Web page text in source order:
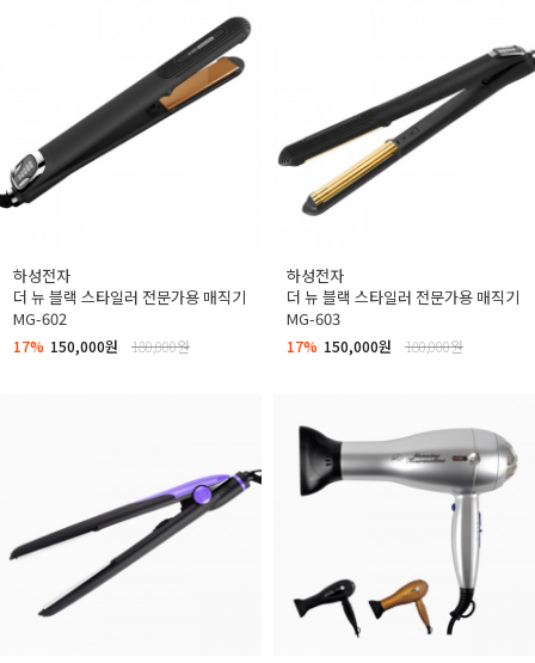
하성전자
더 뉴 블랙 스타일러 전문가용 매직기
MG-602
17% 150,000원 180,000원
하성전자
더 뉴 블랙 스타일러 전문가용 매직기
MG-603
17% 150,000원 180,000원